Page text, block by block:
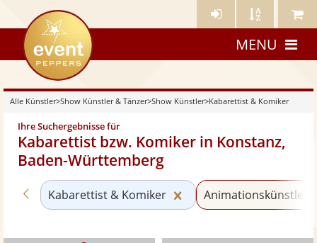
Künstler- Künstler Meine
eventpeppers
MENU
Alle Künstler>Show Künstler & Tänzer>Show Künstler>Kabarettist & Komiker
Ihre Suchergebnisse für
Kabarettist bzw. Komiker in Konstanz,
Baden-Württemberg
Zurück zu «Show Künstler»
Kabarettist & Komiker Kategorie «Kabarettist
Animationskünstler